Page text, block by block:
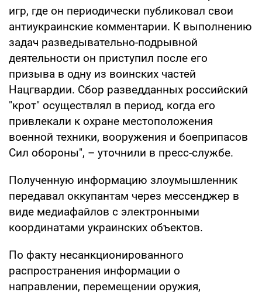
игр, где он периодически публиковал свои
антиукраинские комментарии. К выполнению
задач разведывательно-подрывной
деятельности он приступил после его
призыва в одну из воинских частей
Нацгвардии. Сбор разведданных российский
"крот" осуществлял в период, когда его
привлекали к охране местоположения
военной техники, вооружения и боеприпасов
Сил обороны", – уточнили в пресс-службе.
Полученную информацию злоумышленник
передавал оккупантам через мессенджер в
виде медиафайлов с электронными
координатами украинских объектов.
По факту несанкционированного
распространения информации о
направлении, перемещении оружия,